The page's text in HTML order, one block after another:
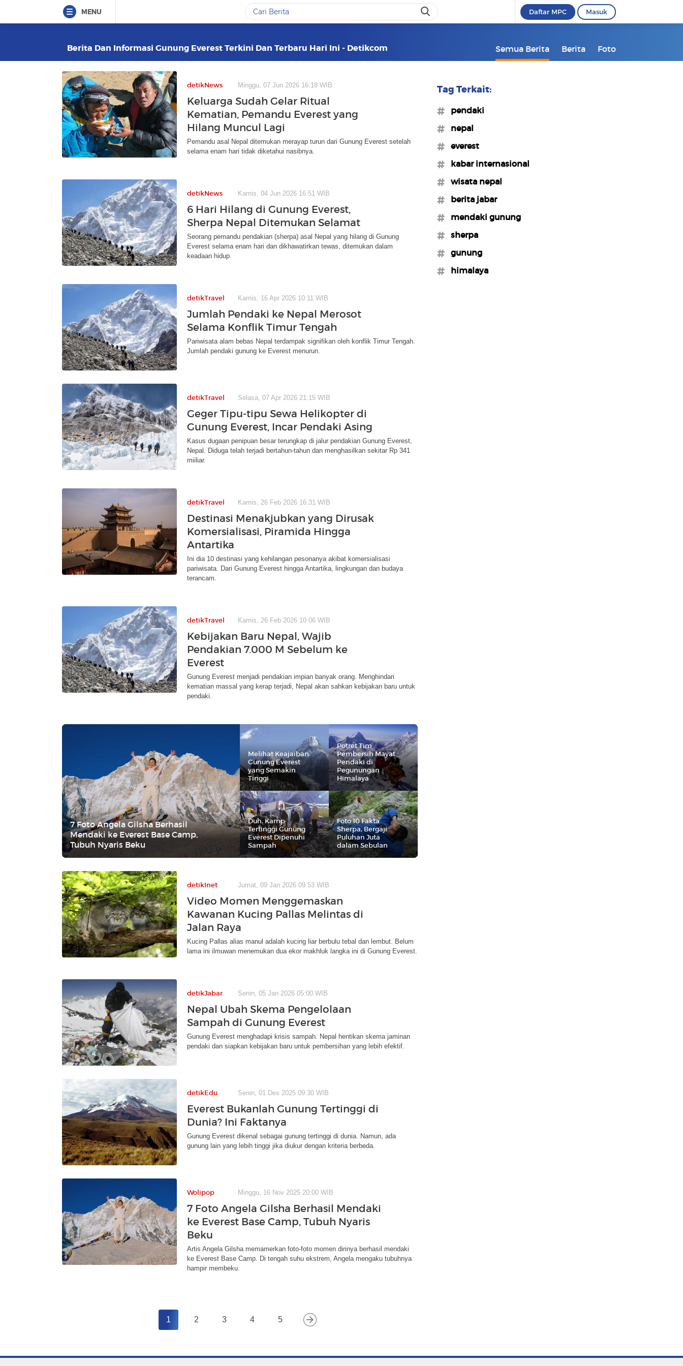
MENU Daftar MPC Masuk
Berita Dan Informasi Gunung Everest Terkini Dan Terbaru Hari Ini - Detikcom Semua Berita Berita Foto
detikNews Minggu, 07 Jun 2026 16:18 WIB
Keluarga Sudah Gelar Ritual
Kematian, Pemandu Everest yang
Hilang Muncul Lagi
Pemandu asal Nepal ditemukan merayap turun dari Gunung Everest setelah
selama enam hari tidak diketahui nasibnya.
detikNews Kamis, 04 Jun 2026 16:51 WIB
6 Hari Hilang di Gunung Everest,
Sherpa Nepal Ditemukan Selamat
Seorang pemandu pendakian (sherpa) asal Nepal yang hilang di Gunung
Everest selama enam hari dan dikhawatirkan tewas, ditemukan dalam
keadaan hidup.
detikTravel Kamis, 16 Apr 2026 10:11 WIB
Jumlah Pendaki ke Nepal Merosot
Selama Konflik Timur Tengah
Pariwisata alam bebas Nepal terdampak signifikan oleh konflik Timur Tengah.
Jumlah pendaki gunung ke Everest menurun.
detikTravel Selasa, 07 Apr 2026 21:15 WIB
Geger Tipu-tipu Sewa Helikopter di
Gunung Everest, Incar Pendaki Asing
Kasus dugaan penipuan besar terungkap di jalur pendakian Gunung Everest,
Nepal. Diduga telah terjadi bertahun-tahun dan menghasilkan sekitar Rp 341
miiliar.
detikTravel Kamis, 26 Feb 2026 16:31 WIB
Destinasi Menakjubkan yang Dirusak
Komersialisasi, Piramida Hingga
Antartika
Ini dia 10 destinasi yang kehilangan pesonanya akibat komersialisasi
pariwisata. Dari Gunung Everest hingga Antartika, lingkungan dan budaya
terancam.
detikTravel Kamis, 26 Feb 2026 10:06 WIB
Kebijakan Baru Nepal, Wajib
Pendakian 7.000 M Sebelum ke
Everest
Gunung Everest menjadi pendakian impian banyak orang. Menghindari
kematian massal yang kerap terjadi, Nepal akan sahkan kebijakan baru untuk
pendaki.
7 Foto Angela Gilsha Berhasil
Mendaki ke Everest Base Camp,
Tubuh Nyaris Beku
Melihat Keajaiban
Gunung Everest
yang Semakin
Tinggi
Potret Tim
Pembersih Mayat
Pendaki di
Pegunungan
Himalaya
Duh, Kamp
Tertinggi Gunung
Everest Dipenuhi
Sampah
Foto 10 Fakta
Sherpa, Bergaji
Puluhan Juta
dalam Sebulan
detikInet Jumat, 09 Jan 2026 09:53 WIB
Video Momen Menggemaskan
Kawanan Kucing Pallas Melintas di
Jalan Raya
Kucing Pallas alias manul adalah kucing liar berbulu tebal dan lembut. Belum
lama ini ilmuwan menemukan dua ekor makhluk langka ini di Gunung Everest.
detikJabar Senin, 05 Jan 2026 05:00 WIB
Nepal Ubah Skema Pengelolaan
Sampah di Gunung Everest
Gunung Everest menghadapi krisis sampah. Nepal hentikan skema jaminan
pendaki dan siapkan kebijakan baru untuk pembersihan yang lebih efektif.
detikEdu Senin, 01 Des 2025 09:30 WIB
Everest Bukanlah Gunung Tertinggi di
Dunia? Ini Faktanya
Gunung Everest dikenal sebagai gunung tertinggi di dunia. Namun, ada
gunung lain yang lebih tinggi jika diukur dengan kriteria berbeda.
Wolipop Minggu, 16 Nov 2025 20:00 WIB
7 Foto Angela Gilsha Berhasil Mendaki
ke Everest Base Camp, Tubuh Nyaris
Beku
Artis Angela Gilsha memamerkan foto-foto momen dirinya berhasil mendaki
ke Everest Base Camp. Di tengah suhu ekstrem, Angela mengaku tubuhnya
hampir membeku.
1 2 3 4 5
Tag Terkait:
#pendaki
#nepal
#everest
#kabar internasional
#wisata nepal
#berita jabar
#mendaki gunung
#sherpa
#gunung
#himalaya